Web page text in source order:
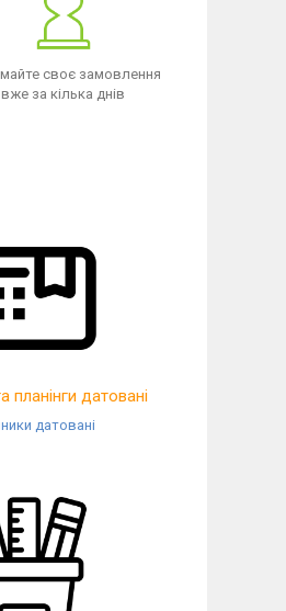
своє замовлення
вже за кілька днів
планінги датовані
датовані